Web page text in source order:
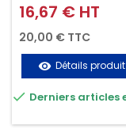
avec crochet deux
0.2M / 125daN),
d'arrimer et de
transport. Matière
variations de
Prix
16,67 € HT
20,00 € TTC
visibility Détails produit
 Derniers articles